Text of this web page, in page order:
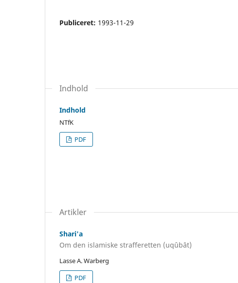
Publiceret: 1993-11-29
Indhold
Indhold
NTfK
PDF
Artikler
Shari'a
Om den islamiske strafferetten (uqûbât)
Lasse A. Warberg
PDF